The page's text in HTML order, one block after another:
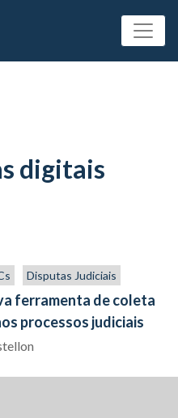
digitais
Disputas Judiciais
ferramenta de coleta
processos judiciais